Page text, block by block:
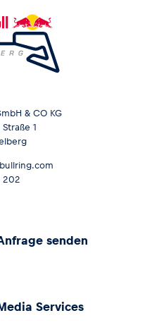
& CO KG
1
202
senden
Services